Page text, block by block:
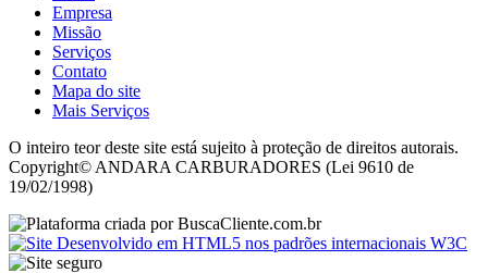
Empresa
Missão
Serviços
Contato
Mapa do site
Mais Serviços
O inteiro teor deste site está sujeito à proteção de direitos autorais.
Copyright© ANDARA CARBURADORES (Lei 9610 de
19/02/1998)